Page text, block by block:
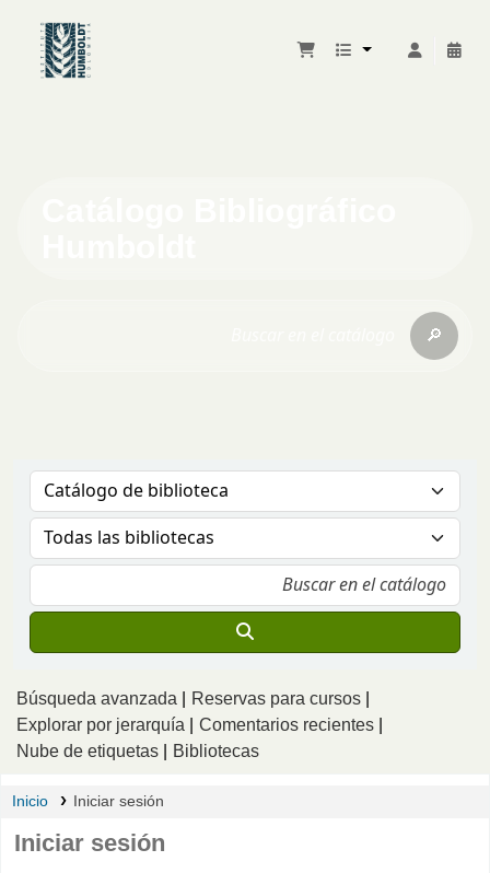
🔎
Búsqueda avanzada
Reservas para cursos
Explorar por jerarquía
Comentarios recientes
Nube de etiquetas
Bibliotecas
Inicio Iniciar sesión
Iniciar sesión